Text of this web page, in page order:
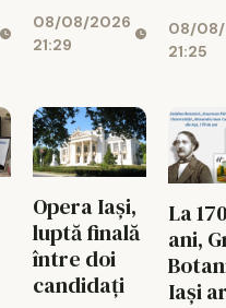
08/08/2026
21:29
08/
21:25
Opera Iași,
luptă finală
între doi
candidați
La
ani,
Iași